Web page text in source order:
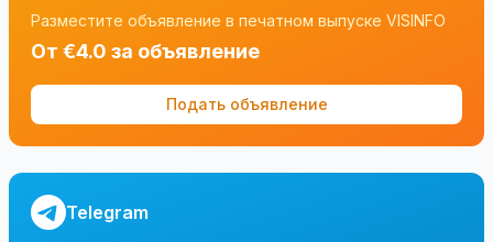
Разместите объявление в печатном выпуске VISINFO
От €4.0 за объявление
Подать объявление
Telegram